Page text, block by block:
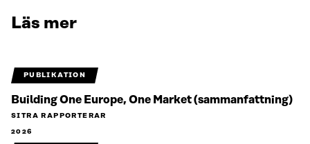
Läs mer
PUBLIKATION
Building One Europe, One Market (sammanfattning)
SITRA RAPPORTERAR
2026